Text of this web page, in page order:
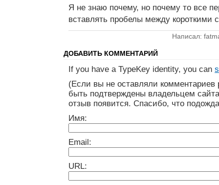
Я не знаю почему, но почему то все
вставлять пробелы между короткими
Написал:
ДОБАВИТЬ КОММЕНТАРИЙ
If you have a TypeKey identity, you can
(Если вы не оставляли
быть подтверждены владельцем
отзыв появится. Спасибо, что
Имя:
Email:
URL: